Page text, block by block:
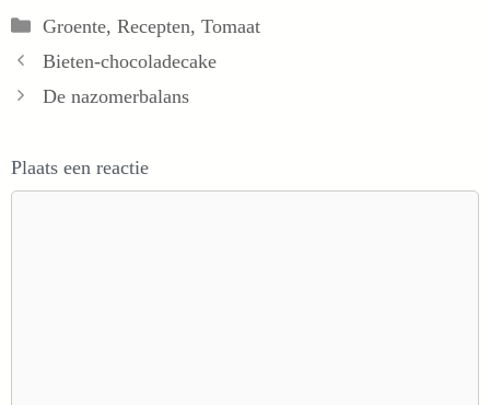
Categorieën
Groente, Recepten, Tomaat
Bieten-chocoladecake
De nazomerbalans
Plaats een reactie